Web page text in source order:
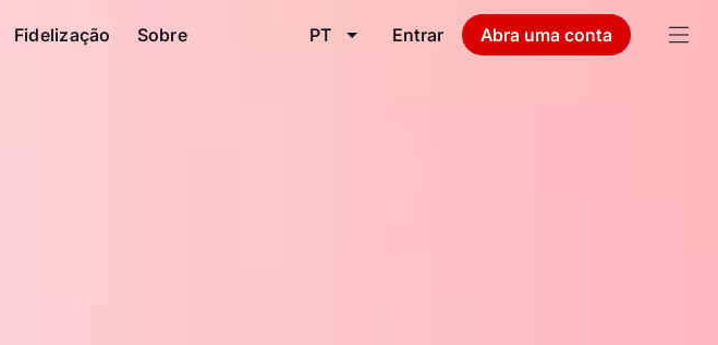
Fidelização Sobre PT Entrar Abra uma conta